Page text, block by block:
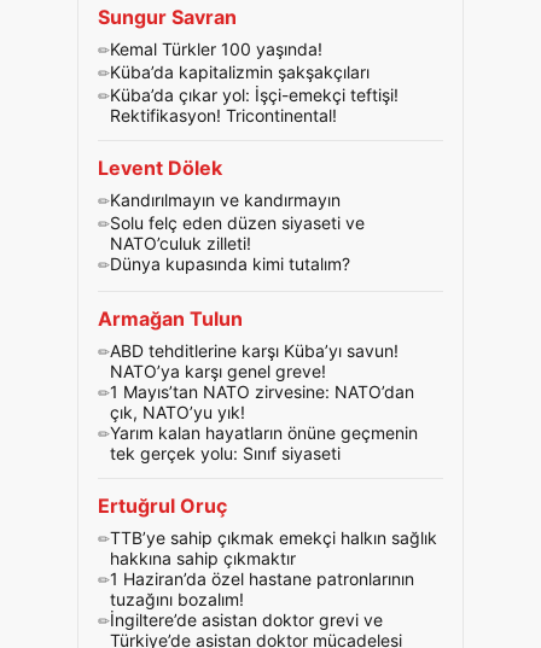
Sungur Savran
Kemal Türkler 100 yaşında!
Küba’da kapitalizmin şakşakçıları
Küba’da çıkar yol: İşçi-emekçi teftişi!
Rektifikasyon! Tricontinental!
Levent Dölek
Kandırılmayın ve kandırmayın
Solu felç eden düzen siyaseti ve
NATO’culuk zilleti!
Dünya kupasında kimi tutalım?
Armağan Tulun
ABD tehditlerine karşı Küba’yı savun!
NATO’ya karşı genel greve!
1 Mayıs’tan NATO zirvesine: NATO’dan
çık, NATO’yu yık!
Yarım kalan hayatların önüne geçmenin
tek gerçek yolu: Sınıf siyaseti
Ertuğrul Oruç
TTB’ye sahip çıkmak emekçi halkın sağlık
hakkına sahip çıkmaktır
1 Haziran’da özel hastane patronlarının
tuzağını bozalım!
İngiltere’de asistan doktor grevi ve
Türkiye’de asistan doktor mücadelesi